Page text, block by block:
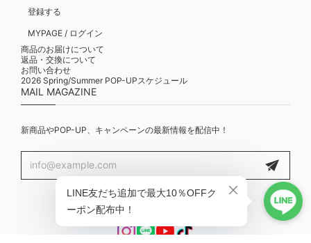
登録する
MYPAGE / ログイン
商品のお届けについて
返品・交換について
お問い合わせ
2026 Spring/Summer POP-UPスケジュール
MAIL MAGAZINE
新商品やPOP-UP、キャンペーンの最新情報を配信中！